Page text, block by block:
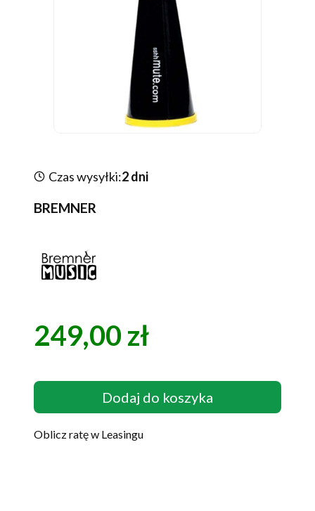
Czas wysyłki:2 dni
BREMNER
Cena
249,00 zł
Dodaj do koszyka
Oblicz ratę w Leasingu